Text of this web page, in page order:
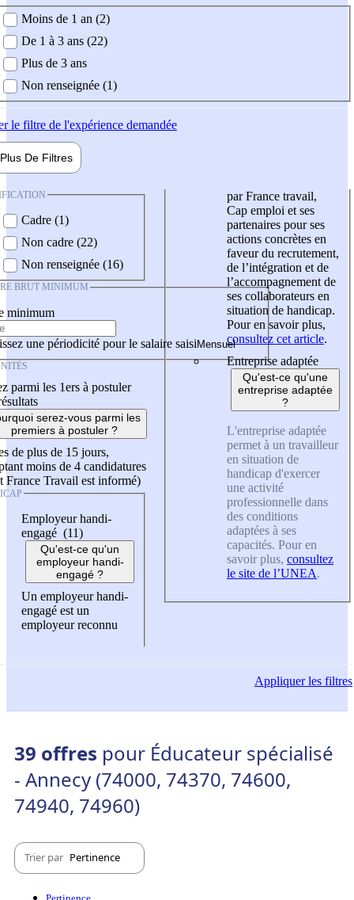
demandée
Moins de 1 an (2)
De 1 à 3 ans (22)
Plus de 3 ans
Non renseignée (1)
le filtre de l'expérience demandée
Plus De Filtres
Cadre (1)
Non cadre (22)
Non renseignée (16)
BRUT MINIMUM
minimum
une périodicité pour le salaire saisi
parmi les 1ers à postuler
serez-vous parmi les
premiers à postuler ?
de plus de 15 jours,
moins de 4 candidatures
France Travail est informé)
Employeur handi-
engagé (11)
Qu'est-ce qu'un
employeur handi-
engagé ?
Un employeur handi-
engagé est un
employeur reconnu
par France travail,
Cap emploi et ses
partenaires pour ses
actions concrètes en
faveur du recrutement,
de l’intégration et de
l’accompagnement de
ses collaborateurs en
situation de handicap.
Pour en savoir plus,
consultez cet article.
Entreprise adaptée
Qu'est-ce qu'une
entreprise adaptée
?
L'entreprise adaptée
permet à un travailleur
en situation de
handicap d'exercer
une activité
professionnelle dans
des conditions
adaptées à ses
capacités. Pour en
savoir plus, consultez
le site de l’UNEA.
Appliquerles filtres
39 offres pour Éducateur spécialisé
- Annecy (74000, 74370, 74600,
74940, 74960)
Trier par Pertinence